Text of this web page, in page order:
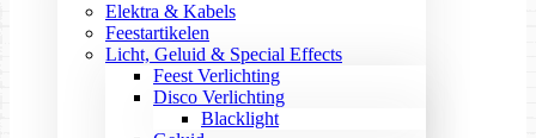
Elektra & Kabels
Feestartikelen
Licht, Geluid & Special Effects
Feest Verlichting
Disco Verlichting
Blacklight